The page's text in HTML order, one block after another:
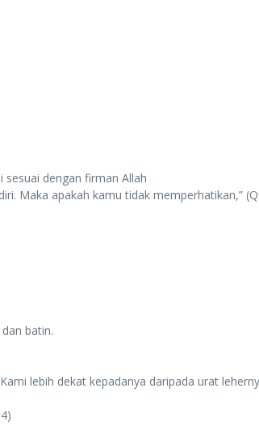
sesuai dengan firman Allah
Maka apakah kamu tidak memperhatikan,”
batin.
lebih dekat kepadanya daripada urat